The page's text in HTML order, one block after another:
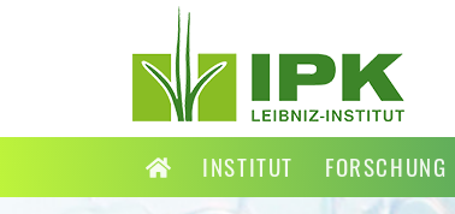
INSTITUT FORSCHUNG